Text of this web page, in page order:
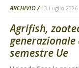
ARCHIVIO 13 Luglio 2026
Agrifish,
semestre Ue